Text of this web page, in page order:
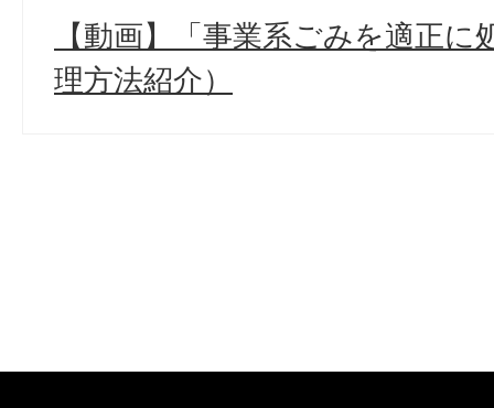
【動画】「事業系ごみを適正
理方法紹介）